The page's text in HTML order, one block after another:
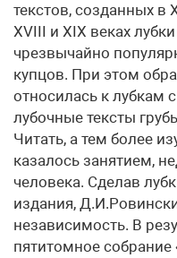
текстов, созданных в
XVIII и XIX веках
чрезвычайно
купцов. При этом
относилась к лубкам
лубочные тексты
Читать, а тем более
казалось занятием,
человека. Сделав
издания,
независимость. В
пятитомное